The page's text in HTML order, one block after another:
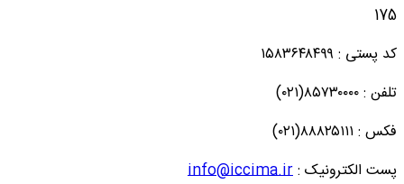
175
کد پستی : ۱۵۸۳۶۴۸۴۹۹
تلفن : ۸۵۷۳۰۰۰۰(۰۲۱)
فکس : ۸۸۸۲۵۱۱۱(۰۲۱)
پست الکترونیک :info@iccima.ir